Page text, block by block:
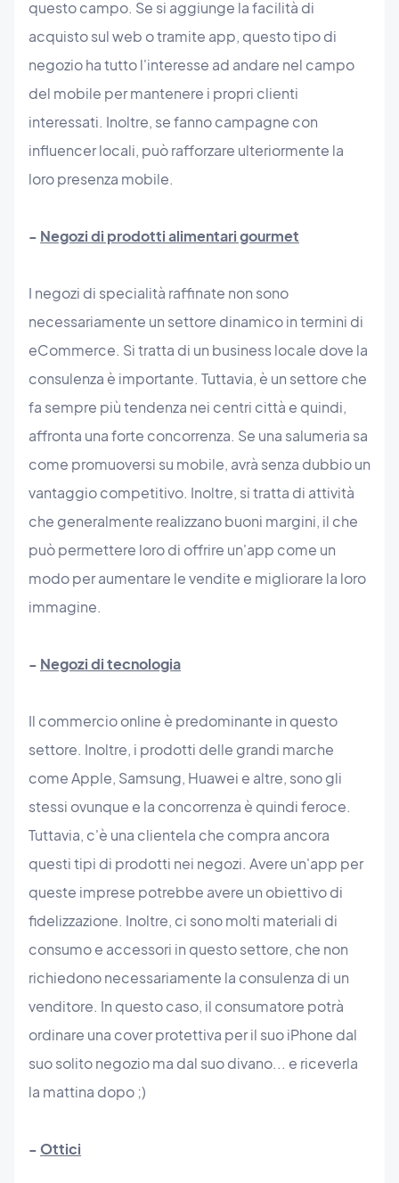
questo campo. Se si aggiunge la facilità di
acquisto sul web o tramite app, questo tipo di
negozio ha tutto l'interesse ad andare nel campo
del mobile per mantenere i propri clienti
interessati. Inoltre, se fanno campagne con
influencer locali, può rafforzare ulteriormente la
loro presenza mobile.
- Negozi di prodotti alimentari gourmet
I negozi di specialità raffinate non sono
necessariamente un settore dinamico in termini di
eCommerce. Si tratta di un business locale dove la
consulenza è importante. Tuttavia, è un settore che
fa sempre più tendenza nei centri città e quindi,
affronta una forte concorrenza. Se una salumeria sa
come promuoversi su mobile, avrà senza dubbio un
vantaggio competitivo. Inoltre, si tratta di attività
che generalmente realizzano buoni margini, il che
può permettere loro di offrire un'app come un
modo per aumentare le vendite e migliorare la loro
immagine.
- Negozi di tecnologia
Il commercio online è predominante in questo
settore. Inoltre, i prodotti delle grandi marche
come Apple, Samsung, Huawei e altre, sono gli
stessi ovunque e la concorrenza è quindi feroce.
Tuttavia, c'è una clientela che compra ancora
questi tipi di prodotti nei negozi. Avere un'app per
queste imprese potrebbe avere un obiettivo di
fidelizzazione. Inoltre, ci sono molti materiali di
consumo e accessori in questo settore, che non
richiedono necessariamente la consulenza di un
venditore. In questo caso, il consumatore potrà
ordinare una cover protettiva per il suo iPhone dal
suo solito negozio ma dal suo divano... e riceverla
la mattina dopo ;)
-Ottici